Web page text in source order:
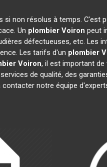
non résolus à temps. C'est
Un plombier Voiron peut
défectueuses, etc. Les
Les tarifs d'un plombier
Voiron, il est important de
de qualité, des
notre équipe